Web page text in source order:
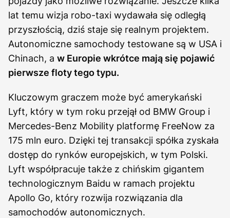
lat temu wizja robo-taxi wydawała się odległą
przyszłością, dziś staje się realnym projektem.
Autonomiczne samochody testowane są w USA i
Chinach, a w Europie wkrótce mają się pojawić
pierwsze floty tego typu.
Kluczowym graczem może być amerykański
Lyft, który w tym roku przejął od BMW Group i
Mercedes-Benz Mobility platformę FreeNow za
175 mln euro. Dzięki tej transakcji spółka zyskała
dostęp do rynków europejskich, w tym Polski.
Lyft współpracuje także z chińskim gigantem
technologicznym Baidu w ramach projektu
Apollo Go, który rozwija rozwiązania dla
samochodów autonomicznych.